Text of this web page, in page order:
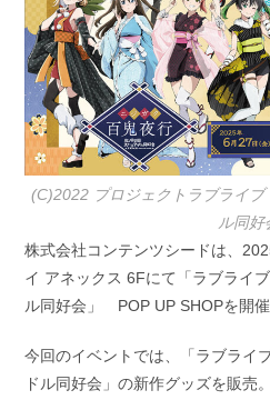
(C)2022 プロジェクトラブライ
ル同好
株式会社コンテンツシードは、
イ アネックス 6Fにて「ラブライ
ル同好会」 POP UP SHOPを開催
今回のイベントでは、「ラブライ
ドル同好会」の新作グッズを販売。